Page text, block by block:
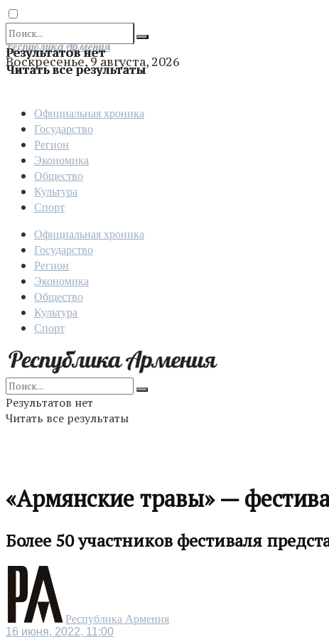
Результатов нет
Читать все результаты
Отправить
Республика Армения
Воскресенье, 9 августа, 2026
Официальная хроника
Государство
Регион
Экономика
Общество
Культура
Спорт
Официальная хроника
Государство
Регион
Экономика
Общество
Культура
Спорт
Результатов нет
Читать все результаты
«Армянские травы» —
Более 50 участников фестиваля
Республика Армения
16 июня, 2022, 11:00